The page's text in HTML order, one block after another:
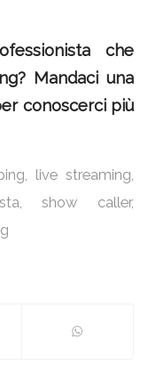
che
Mandaci una
conoscerci più
live streaming
,show caller,